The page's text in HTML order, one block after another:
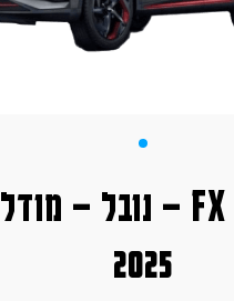
צ'רי FX – נובל – מודל
2025